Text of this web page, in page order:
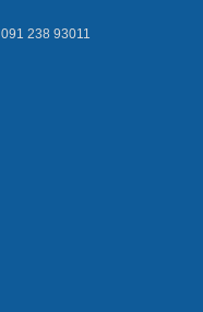
091 238 93011